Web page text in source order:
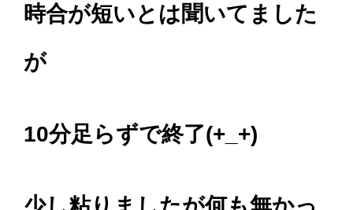
時合が短いとは聞いてました
が
10分足らずで終了(+_+)